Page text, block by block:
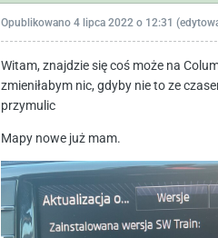
Opublikowano 4 lipca 2022 o 12:31
Witam, znajdzie się coś może na
zmieniłabym nic, gdyby nie to ze
przymulic
Mapy nowe już mam.